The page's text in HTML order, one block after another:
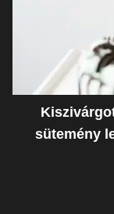
sütemény